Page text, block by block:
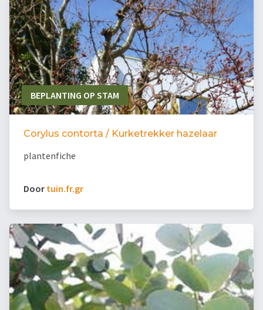
BEPLANTING OP STAM
Corylus contorta / Kurketrekker hazelaar
plantenfiche
Door tuin.fr.gr